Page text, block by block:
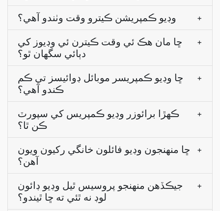
وڊيو ڪمپريشن ڪيترو وقت وٺندو آهي؟ +
ڇا مان هڪ ئي وقت ڪيترن ئي وڊيوز کي
دٻائي سگهان ٿو؟
+
ڇا وڊيو ڪمپريسر موبائل ڊوائيسز تي ڪم
ڪندو آهي؟
+
ڪهڙا برائوزر وڊيو ڪمپريس کي سپورٽ
ڪن ٿا؟
+
ڇا منهنجون وڊيو فائلون خانگي رکيون ويون
آهن؟
+
جيڪڏهن منهنجو پروسيس ٿيل وڊيو ڊائون
لوڊ نه ٿئي ته ڇا ٿيندو؟
+